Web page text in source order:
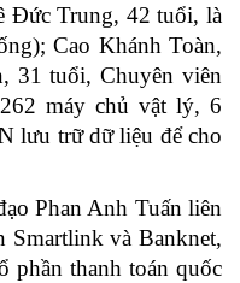
Đức Trung, 42 tuổi, là
Cao Khánh Toàn,
31 tuổi, Chuyên viên
máy chủ vật lý, 6
lưu trữ dữ liệu để cho
Phan Anh Tuấn liên
Smartlink và Banknet,
phần thanh toán quốc